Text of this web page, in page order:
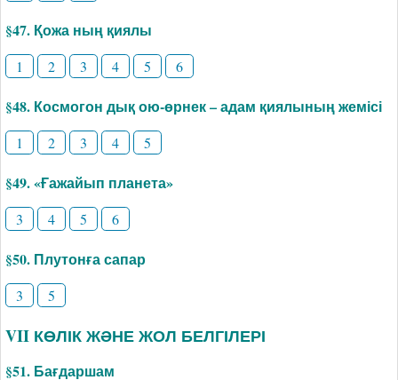
§47. Қожа ның қиялы
1 2 3 4 5 6
§48. Космогон дық ою-өрнек – адам қиялының жемісі
1 2 3 4 5
§49. «Ғажайып планета»
3 4 5 6
§50. Плутонға сапар
3 5
VII КӨЛІК ЖӘНЕ ЖОЛ БЕЛГІЛЕРІ
§51. Бағдаршам